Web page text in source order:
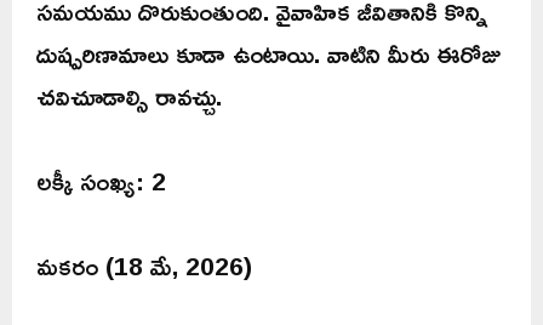
సమయము దొరుకుంతుంది. వైవాహిక జీవితానికి కొన్ని
దుష్పరిణామాలు కూడా ఉంటాయి. వాటిని మీరు ఈరోజు
చవిచూడాల్సి రావచ్చు.
లక్కీ సంఖ్య: 2
మకరం (18 మే, 2026)